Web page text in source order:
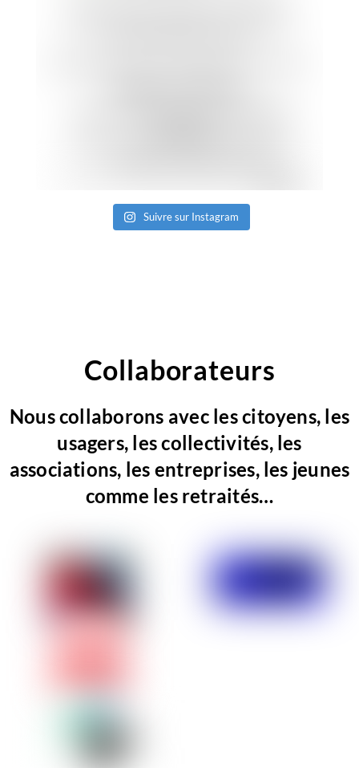
Suivre sur Instagram
Collaborateurs
Nous collaborons avec les citoyens, les
usagers, les collectivités, les
associations, les entreprises, les jeunes
comme les retraités…